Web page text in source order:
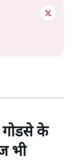
गोडसे के
भी